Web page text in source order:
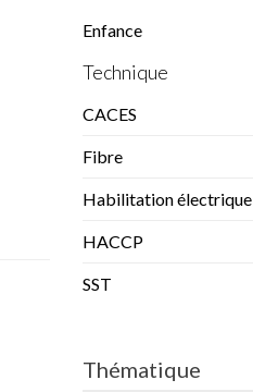
Enfance
Technique
CACES
Fibre
Habilitation électrique
HACCP
SST
Thématique